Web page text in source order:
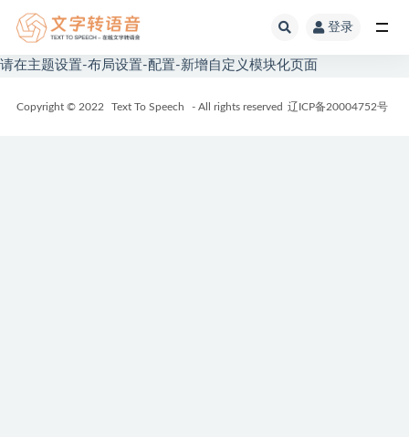
登录
请在主题设置-布局设置-配置-新增自定义模块化页面
Copyright © 2022 Text To Speech - All rights reserved 辽ICP备20004752号